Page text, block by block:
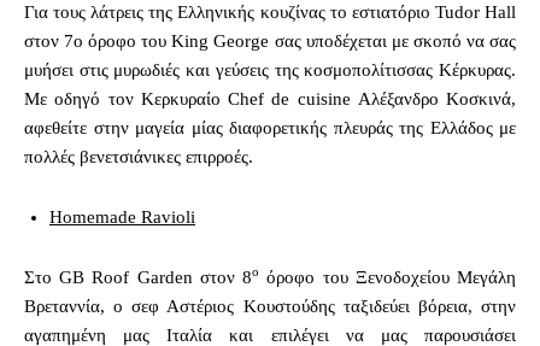
Για τους λάτρεις της Ελληνικής κουζίνας το εστιατόριο Tudor Hall
στον 7ο όροφο του King George σας υποδέχεται με σκοπό να σας
μυήσει στις μυρωδιές και γεύσεις της κοσμοπολίτισσας Κέρκυρας.
Με οδηγό τον Κερκυραίο Chef de cuisine Αλέξανδρο Κοσκινά,
αφεθείτε στην μαγεία μίας διαφορετικής πλευράς της Ελλάδος με
πολλές βενετσιάνικες επιρροές.
Homemade Ravioli
Στο GB Roof Garden στον 8ο όροφο του Ξενοδοχείου Μεγάλη
Βρεταννία, ο σεφ Αστέριος Κουστούδης ταξιδεύει βόρεια, στην
αγαπημένη μας Ιταλία και επιλέγει να μας παρουσιάσει